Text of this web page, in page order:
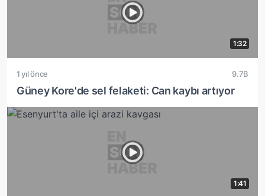
1:32
1 yıl önce 9.7B
Güney Kore'de sel felaketi: Can kaybı artıyor
1:41